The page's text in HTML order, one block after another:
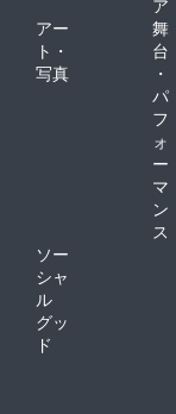
ア
アー
ト・
写真
舞
台
・
パ
フ
ォ
ー
マ
ン
ス
ソー
シャ
ル
グッ
ド